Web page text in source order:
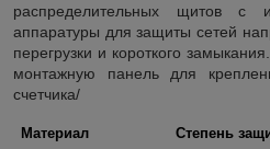
распределительных щитов с
аппаратуры для защиты сетей
перегрузки и короткого замыкания.
монтажную панель для
счетчика/
Материал Степень